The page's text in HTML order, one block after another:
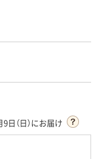
日（日）にお届け